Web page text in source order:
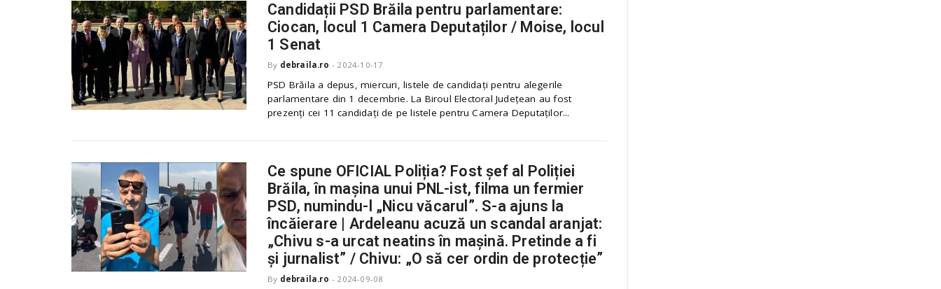
Candidații PSD Brăila pentru parlamentare:
Ciocan, locul 1 Camera Deputaților / Moise, locul
1 Senat
By debraila.ro - 2024-10-17
PSD Brăila a depus, miercuri, listele de candidați pentru alegerile
parlamentare din 1 decembrie. La Biroul Electoral Județean au fost
prezenți cei 11 candidați de pe listele pentru Camera Deputaților...
Ce spune OFICIAL Poliția? Fost șef al Poliției
Brăila, în mașina unui PNL-ist, filma un fermier
PSD, numindu-l „Nicu văcarul”. S-a ajuns la
încăierare | Ardeleanu acuză un scandal aranjat:
„Chivu s-a urcat neatins în mașină. Pretinde a fi
și jurnalist” / Chivu: „O să cer ordin de protecție”
By debraila.ro - 2024-09-08